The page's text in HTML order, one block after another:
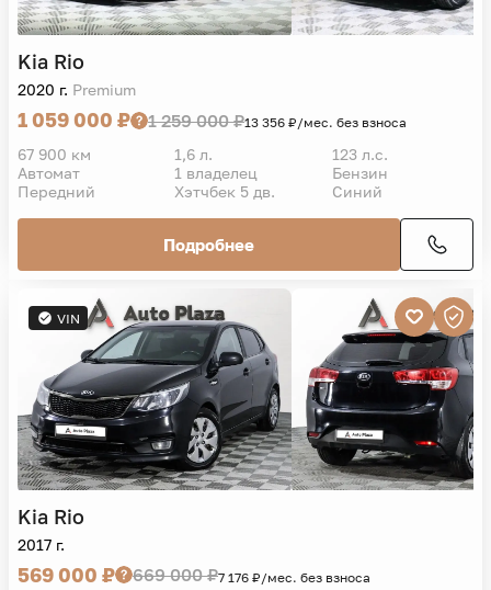
Kia Rio
2020 г. Premium
1 059 000 ₽ 1 259 000 ₽13 356 ₽/мес. без взноса
67 900 км 1,6 л.
123 л.с.
Автомат
1 владелец
Бензин
Передний
Хэтчбек 5 дв. Синий
Подробнее
VIN
Kia Rio
2017 г.
569 000 ₽ 669 000 ₽7 176 ₽/мес. без взноса